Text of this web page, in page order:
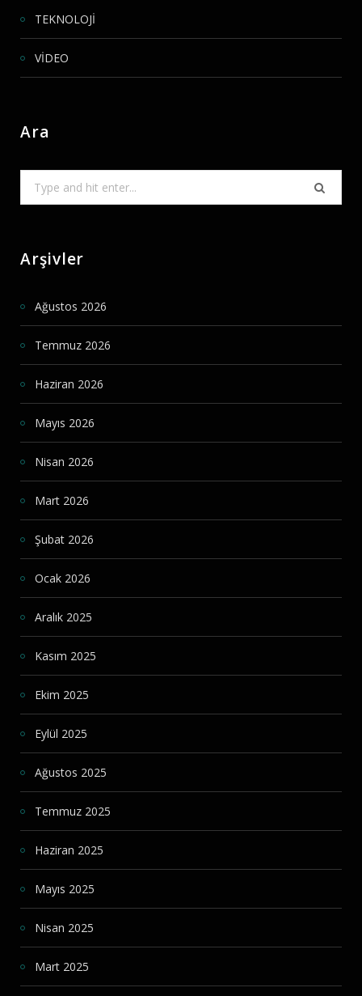
TEKNOLOJİ
VİDEO
Ara
for:
Arşivler
Ağustos 2026
Temmuz 2026
Haziran 2026
Mayıs 2026
Nisan 2026
Mart 2026
Şubat 2026
Ocak 2026
Aralık 2025
Kasım 2025
Ekim 2025
Eylül 2025
Ağustos 2025
Temmuz 2025
Haziran 2025
Mayıs 2025
Nisan 2025
Mart 2025